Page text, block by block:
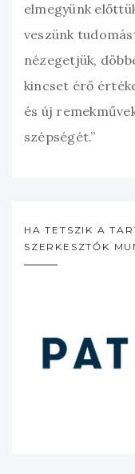
elmegyünk
veszünk
nézegetjük,
kincset érő
és új
szépségét.”
HA TETSZIK A
SZERKESZTŐK